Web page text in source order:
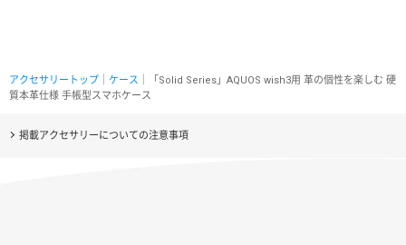
アクセサリートップ ケース ｜「Solid Series」AQUOS wish3用 革の個性を楽しむ 硬
質本革仕様 手帳型スマホケース
掲載アクセサリーについての注意事項